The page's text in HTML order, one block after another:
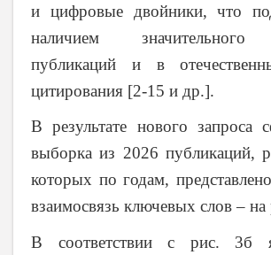
и цифровые двойники, что
наличием значительного
публикаций и в
цитирования [2-15 и др.].
В результате нового запроса
выборка из 2026 публикаций,
которых по годам,
взаимосвязь ключевых слов – на
В соответствии с рис. 3б